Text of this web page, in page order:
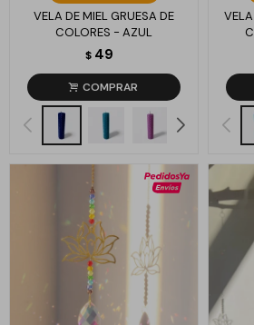
VELA DE MIEL GRUESA DE
COLORES - AZUL
$ 49